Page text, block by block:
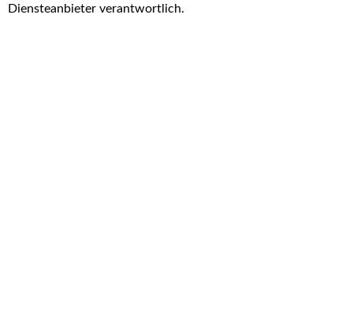
Diensteanbieter verantwortlich.